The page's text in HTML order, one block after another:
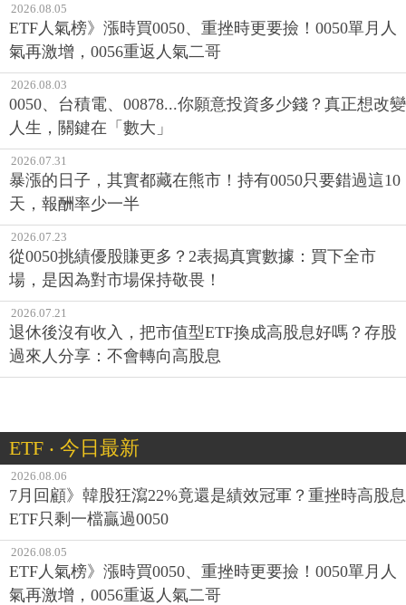
2026.08.05
ETF人氣榜》漲時買0050、重挫時更要撿！0050單月人
氣再激增，0056重返人氣二哥
2026.08.03
0050、台積電、00878...你願意投資多少錢？真正想改變
人生，關鍵在「數大」
2026.07.31
暴漲的日子，其實都藏在熊市！持有0050只要錯過這10
天，報酬率少一半
2026.07.23
從0050挑績優股賺更多？2表揭真實數據：買下全市
場，是因為對市場保持敬畏！
2026.07.21
退休後沒有收入，把市值型ETF換成高股息好嗎？存股
過來人分享：不會轉向高股息
ETF ‧ 今日最新
2026.08.06
7月回顧》韓股狂瀉22%竟還是績效冠軍？重挫時高股息
ETF只剩一檔贏過0050
2026.08.05
ETF人氣榜》漲時買0050、重挫時更要撿！0050單月人
氣再激增，0056重返人氣二哥